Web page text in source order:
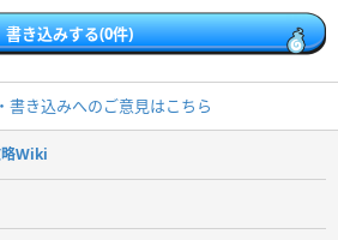
書き込みする(0件)
書き込みへのご意見はこちら
略Wiki